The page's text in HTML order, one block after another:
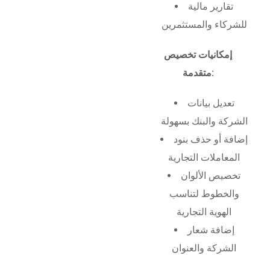
تقارير مالية
للشركاء والمستثمرين
إمكانيات تخصيص
متقدمة:
تعديل بيانات
الشركة والبنك بسهولة
إضافة أو حذف بنود
المعاملات التجارية
تخصيص الألوان
والخطوط لتناسب
الهوية التجارية
إضافة شعار
الشركة والعنوان